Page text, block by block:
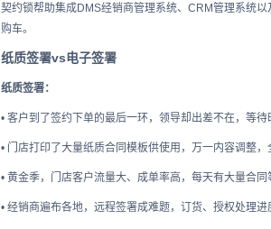
契约锁帮助集成DMS经销商管理系统、CRM管理系统
购车。
纸质签署vs电子签署
纸质签署：
• 客户到了签约下单的最后一环，领导却出差不在，等
• 门店打印了大量纸质合同模板供使用，万一内容调整
• 黄金季，门店客户流量大、成单率高，每天有大量合
• 经销商遍布各地，远程签署成难题，订货、授权处理